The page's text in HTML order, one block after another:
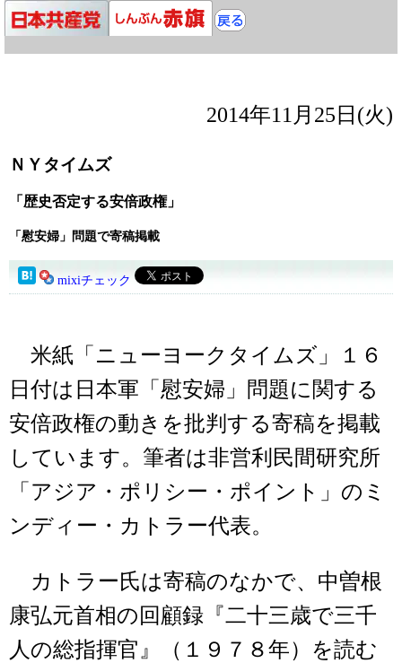
2014年11月25日(火)
ＮＹタイムズ
「歴史否定する安倍政権」
「慰安婦」問題で寄稿掲載
mixiチェック
米紙「ニューヨークタイムズ」１６
日付は日本軍「慰安婦」問題に関する
安倍政権の動きを批判する寄稿を掲載
しています。筆者は非営利民間研究所
「アジア・ポリシー・ポイント」のミ
ンディー・カトラー代表。
カトラー氏は寄稿のなかで、中曽根
康弘元首相の回顧録『二十三歳で三千
人の総指揮官』（１９７８年）を読む